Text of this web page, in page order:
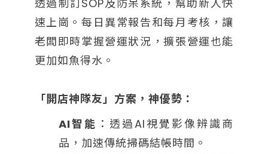
透過制訂SOP及防呆系統，幫助新人快
速上崗。每日異常報告和每月考核，讓
老闆即時掌握營運狀況，擴張營運也能
更加如魚得水。
「開店神隊友」方案，神優勢：
AI智能 ：透過AI視覺影像辨識商
品，加速傳統掃碼結帳時間。